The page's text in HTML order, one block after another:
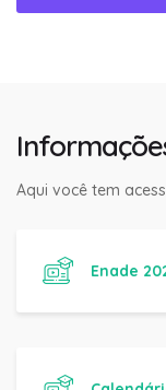
Aqui você tem
Enade